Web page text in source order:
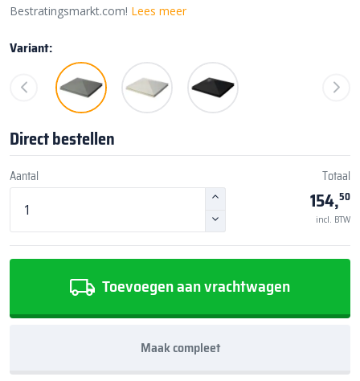
Bestratingsmarkt.com! Lees meer
Variant:
Direct bestellen
Aantal Totaal
154,50
incl. BTW
Toevoegen aan vrachtwagen
Maak compleet